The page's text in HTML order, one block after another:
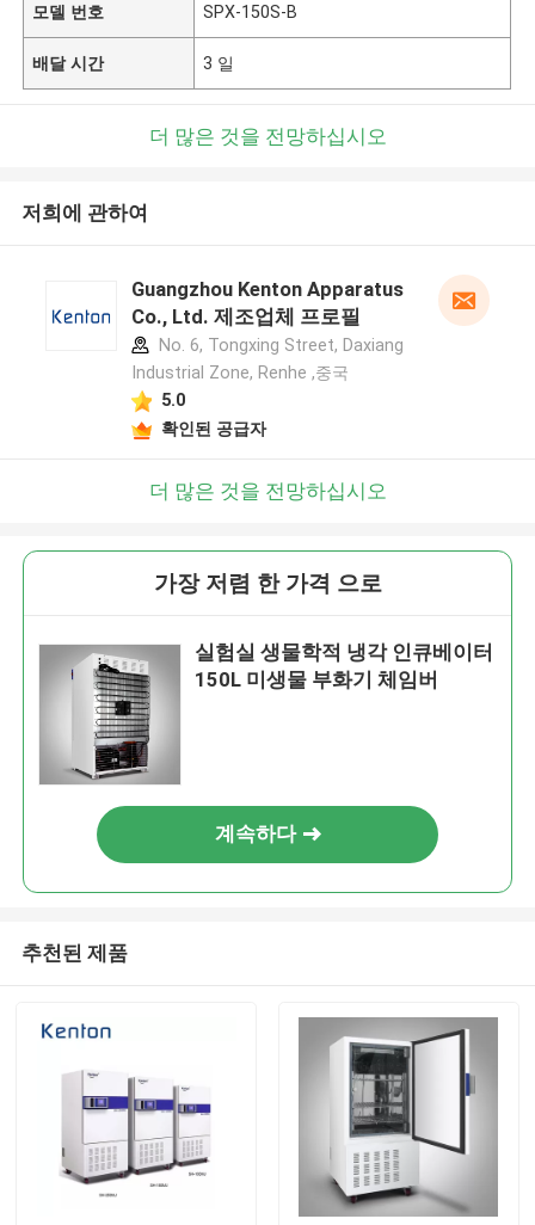
모델 번호 SPX-150S-B
배달 시간 3 일
더 많은 것을 전망하십시오
저희에 관하여
Guangzhou Kenton Apparatus
Co., Ltd. 제조업체 프로필
No. 6, Tongxing Street, Daxiang
Industrial Zone, Renhe ,중국
5.0
확인된 공급자
더 많은 것을 전망하십시오
가장 저렴 한 가격 으로
실험실 생물학적 냉각 인큐베이터
150L 미생물 부화기 체임버
계속하다
추천된 제품